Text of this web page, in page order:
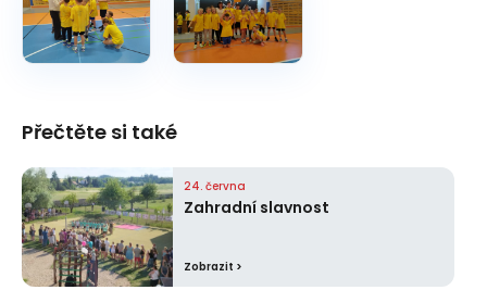
Přečtěte si také
24. června
Zahradní slavnost
Zobrazit >